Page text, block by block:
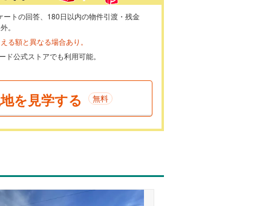
トの回答、180日以内の物件引渡・残金
。
る額と異なる場合あり。
公式ストアでも利用可能。
を見学する 無料